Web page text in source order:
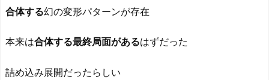
合体する幻の変形パターンが存在
本来は合体する最終局面があるはずだった
詰め込み展開だったらしい